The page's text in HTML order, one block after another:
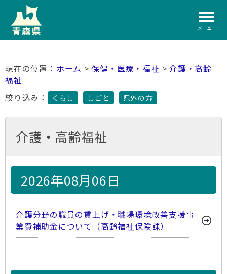
メニュー
ホーム >保健・医療・福祉 >介護・高齢
福祉
絞り込み：
くらし しごと 県外の方
介護・高齢福祉
2026年08月06日
介護分野の職員の賃上げ・職場環境改善支援事
業費補助金について（高齢福祉保険課）